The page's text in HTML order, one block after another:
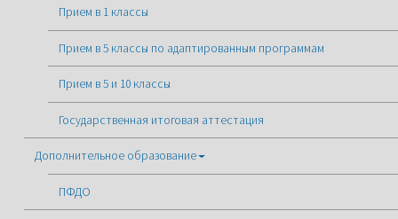
Прием в 1 классы
Прием в 5 классы по адаптированным программам
Прием в 5 и 10 классы
Государственная итоговая аттестация
Дополнительное образование
ПФДО